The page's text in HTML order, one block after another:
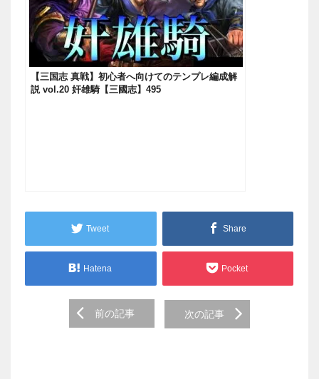
【三国志 真戦】初心者へ向けてのテンプレ編成解
説 vol.20 奸雄騎【三國志】495
Tweet Share
Hatena Pocket
navigation
前の記事 次の記事